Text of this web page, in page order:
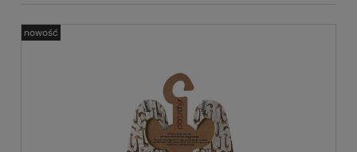
nowość